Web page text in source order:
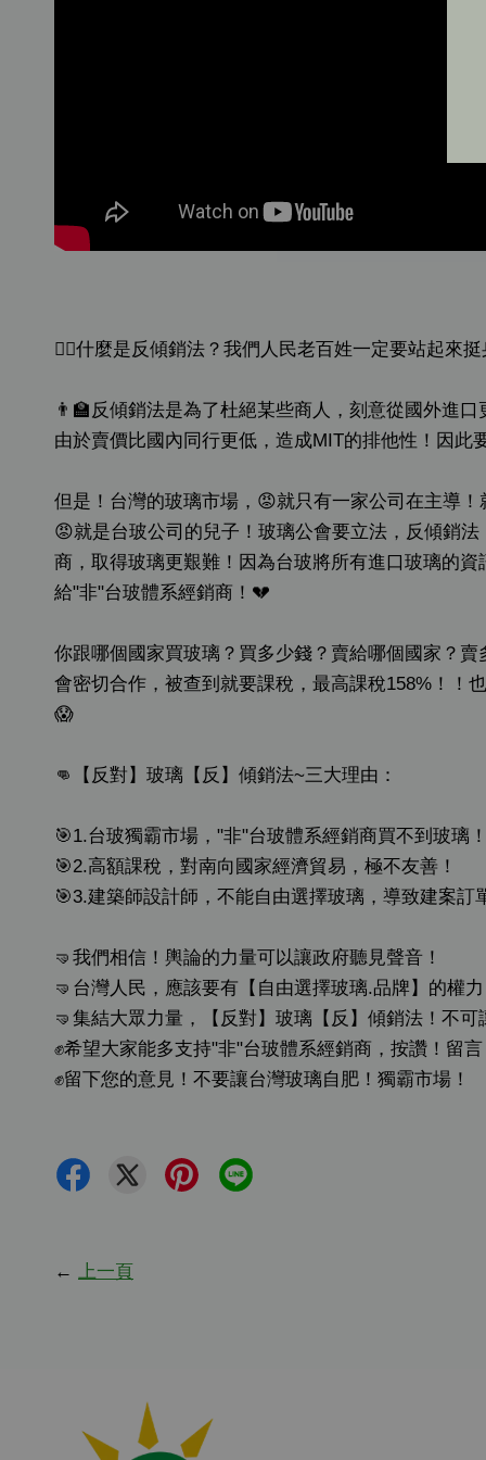
👩‍⚖什麼是反傾銷法？我們人民老百姓一定要站起來
👨‍🏫反傾銷法是為了杜絕某些商人，刻意從國外進
由於賣價比國內同行更低，造成MIT的排他性！因此
但是！台灣的玻璃市場，😡就只有一家公司在主導
😡就是台玻公司的兒子！玻璃公會要立法，反傾銷
商，取得玻璃更艱難！因為台玻將所有進口玻璃的
給"非"台玻體系經銷商！💔
你跟哪個國家買玻璃？買多少錢？賣給哪個國家？
會密切合作，被查到就要課稅，最高課稅158%！！
😱
👊【反對】玻璃【反】傾銷法~三大理由：
🎯1.台玻獨霸市場，"非"台玻體系經銷商買不到玻璃
🎯2.高額課稅，對南向國家經濟貿易，極不友善！
🎯3.建築師設計師，不能自由選擇玻璃，導致建案訂
🤜我們相信！輿論的力量可以讓政府聽見聲音！
🤜台灣人民，應該要有【自由選擇玻璃.品牌】的權
🤜集結大眾力量，【反對】玻璃【反】傾銷法！不可
✊希望大家能多支持"非"台玻體系經銷商，按讚！留
✊留下您的意見！不要讓台灣玻璃自肥！獨霸市場！
← 上一頁